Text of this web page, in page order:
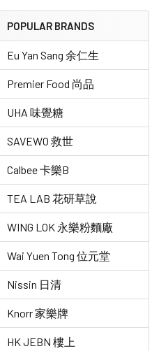
POPULAR BRANDS
Eu Yan Sang 余仁生
Premier Food 尚品
UHA 味覺糖
SAVEWO 救世
Calbee 卡樂B
TEA LAB 花研草說
WING LOK 永樂粉麵廠
Wai Yuen Tong 位元堂
Nissin 日清
Knorr 家樂牌
HK JEBN 樓上